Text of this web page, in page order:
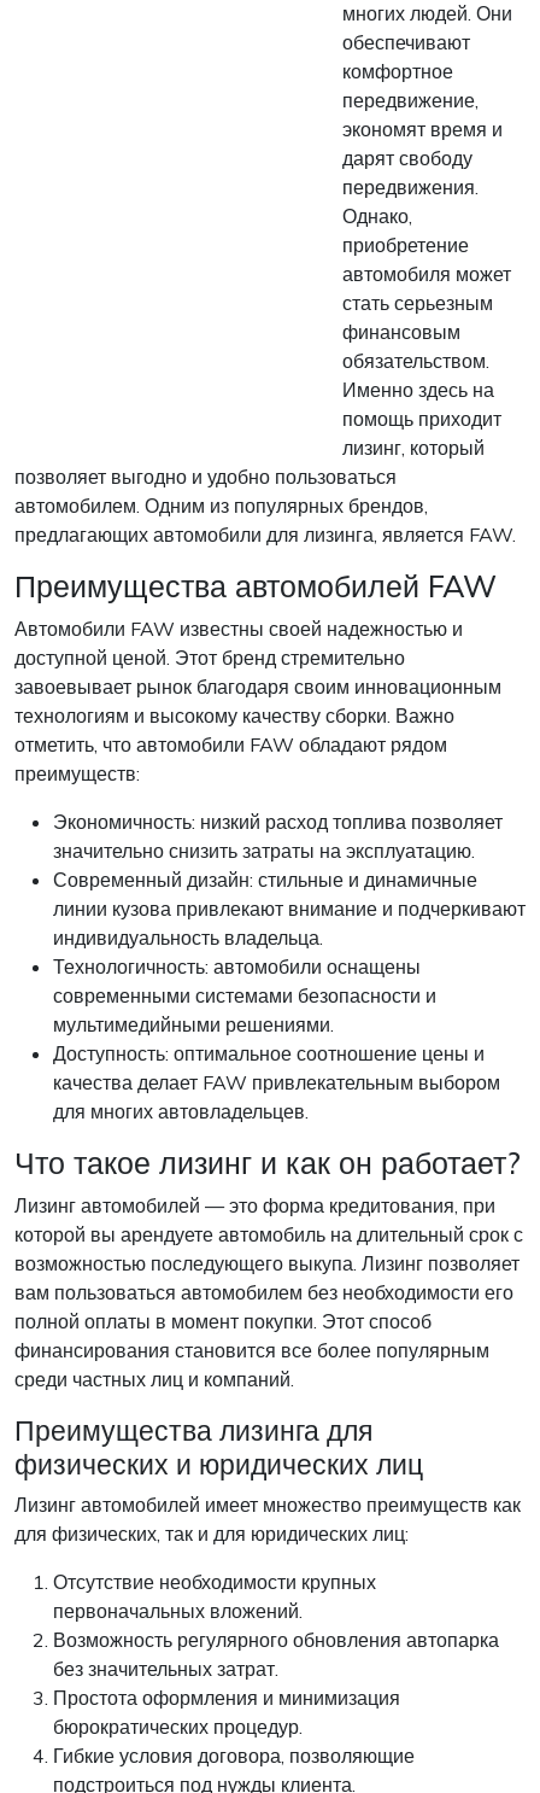
многих людей. Они
обеспечивают
комфортное
передвижение,
экономят время и
дарят свободу
передвижения.
Однако,
приобретение
автомобиля может
стать серьезным
финансовым
обязательством.
Именно здесь на
помощь приходит
лизинг, который
позволяет выгодно и удобно пользоваться
автомобилем. Одним из популярных брендов,
предлагающих автомобили для лизинга, является FAW.
Преимущества автомобилей FAW
Автомобили FAW известны своей надежностью и
доступной ценой. Этот бренд стремительно
завоевывает рынок благодаря своим инновационным
технологиям и высокому качеству сборки. Важно
отметить, что автомобили FAW обладают рядом
преимуществ:
Экономичность: низкий расход топлива позволяет
значительно снизить затраты на эксплуатацию.
Современный дизайн: стильные и динамичные
линии кузова привлекают внимание и подчеркивают
индивидуальность владельца.
Технологичность: автомобили оснащены
современными системами безопасности и
мультимедийными решениями.
Доступность: оптимальное соотношение цены и
качества делает FAW привлекательным выбором
для многих автовладельцев.
Что такое лизинг и как он работает?
Лизинг автомобилей — это форма кредитования, при
которой вы арендуете автомобиль на длительный срок с
возможностью последующего выкупа. Лизинг позволяет
вам пользоваться автомобилем без необходимости его
полной оплаты в момент покупки. Этот способ
финансирования становится все более популярным
среди частных лиц и компаний.
Преимущества лизинга для
физических и юридических лиц
Лизинг автомобилей имеет множество преимуществ как
для физических, так и для юридических лиц:
Отсутствие необходимости крупных
первоначальных вложений.
Возможность регулярного обновления автопарка
без значительных затрат.
Простота оформления и минимизация
бюрократических процедур.
Гибкие условия договора, позволяющие
подстроиться под нужды клиента.